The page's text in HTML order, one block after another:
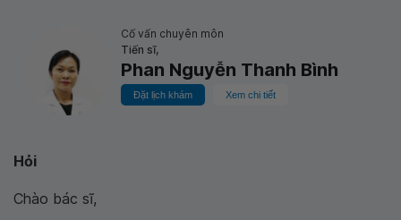
Cố vấn chuyên môn
Tiến sĩ,
Phan Nguyễn Thanh Bình
Đặt lịch khám Xem chi tiết
Hỏi
Chào bác sĩ,